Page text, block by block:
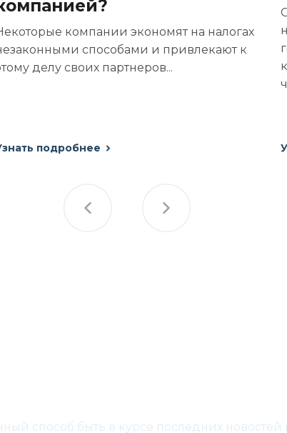
компании экономят на налогах
способами и привлекают к
делу своих партнеров...
подробнее
способ быть в курсе последних